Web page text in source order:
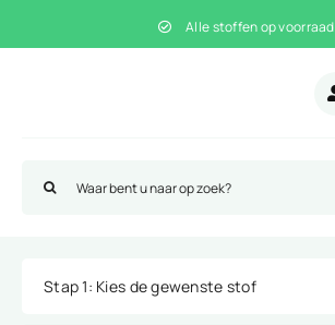
naar
Alle stoffen op voorraad
naar:
Stap 1: Kies de gewenste stof